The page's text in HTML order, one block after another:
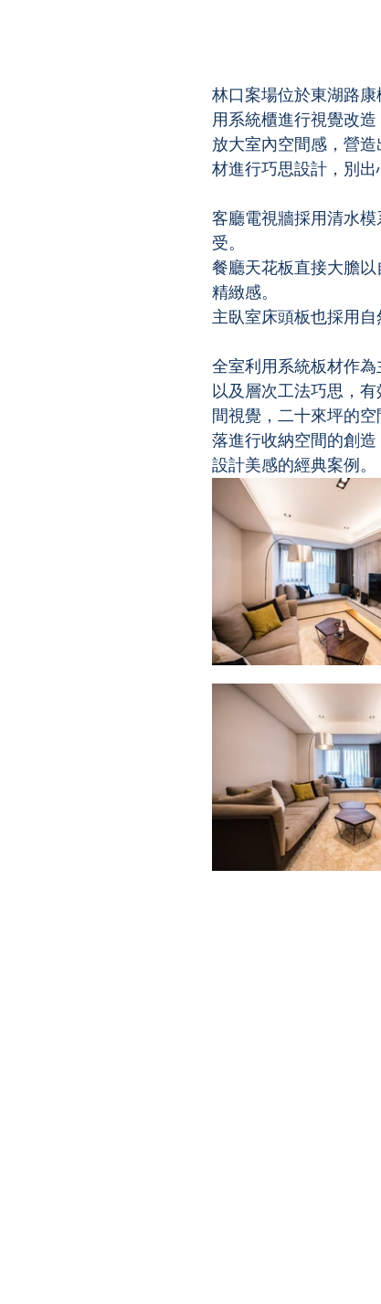
林口案場位於東湖路康
用系統櫃進行視覺改
放大室內空間感，營
材進行巧思設計，別出
客廳電視牆採用清水
受。
餐廳天花板直接大膽
精緻感。
主臥室床頭板也採用自
全室利用系統板材作
以及層次工法巧思，
間視覺，二十來坪的
落進行收納空間的創
設計美感的經典案例。